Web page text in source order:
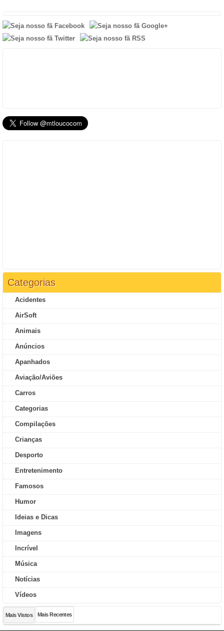
Categorias
Acidentes
AirSoft
Animais
Anúncios
Apanhados
Aviação/Aviões
Carros
Categorias
Compilações
Crianças
Desporto
Entretenimento
Famosos
Humor
Ideias e Dicas
Imagens
Incrível
Música
Notícias
Vídeos
Mais Vistos Mais Recentes